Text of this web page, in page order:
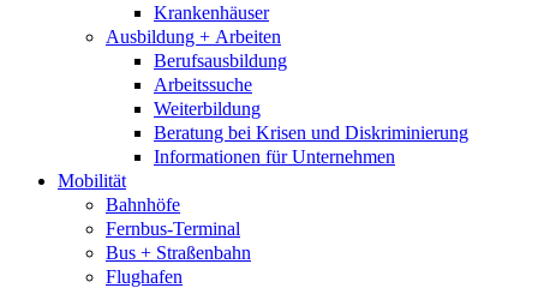
Krankenhäuser
Ausbildung + Arbeiten
Berufsausbildung
Arbeitssuche
Weiterbildung
Beratung bei Krisen und Diskriminierung
Informationen für Unternehmen
Mobilität
Bahnhöfe
Fernbus-Terminal
Bus + Straßenbahn
Flughafen